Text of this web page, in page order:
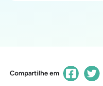
Compartilhe em